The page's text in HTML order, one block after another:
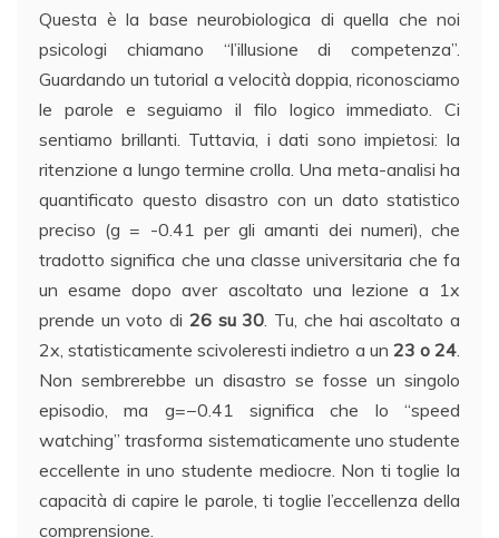
Questa è la base neurobiologica di quella che noi
psicologi chiamano “l’illusione di competenza”.
Guardando un tutorial a velocità doppia, riconosciamo
le parole e seguiamo il filo logico immediato. Ci
sentiamo brillanti. Tuttavia, i dati sono impietosi: la
ritenzione a lungo termine crolla. Una meta-analisi ha
quantificato questo disastro con un dato statistico
preciso (g = -0.41 per gli amanti dei numeri), che
tradotto significa che una classe universitaria che fa
un esame dopo aver ascoltato una lezione a 1x
prende un voto di 26 su 30. Tu, che hai ascoltato a
2x, statisticamente scivoleresti indietro a un 23 o 24.
Non sembrerebbe un disastro se fosse un singolo
episodio, ma g=−0.41 significa che lo “speed
watching” trasforma sistematicamente uno studente
eccellente in uno studente mediocre. Non ti toglie la
capacità di capire le parole, ti toglie l’eccellenza della
comprensione.